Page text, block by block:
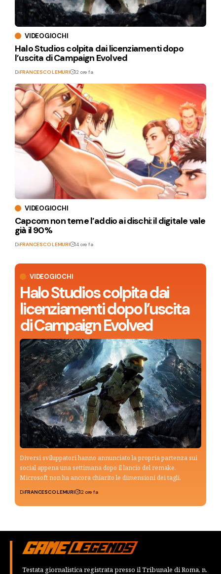
VIDEOGIOCHI
Halo Studios colpita dai
licenziamenti dopo l’uscita
di Campaign Evolved
Diversi sviluppatori hanno annunciato la propria partenza sui
social appena una settimana dopo il lancio del remake.
Microsoft non ha ancora chiarito le dimensioni dei tagli.
DiFRANCESCO LEMURI 12 ore fa
VIDEOGIOCHI
Halo Studios colpita dai licenziamenti dopo
l’uscita di Campaign Evolved
DiFRANCESCO LEMURI 12 ore fa
VIDEOGIOCHI
Capcom non teme l’addio ai dischi: il digitale vale
già il 90%
DiFRANCESCO LEMURI 14 ore fa
Testata giornalistica registrata presso il Tribunale di Roma, n.